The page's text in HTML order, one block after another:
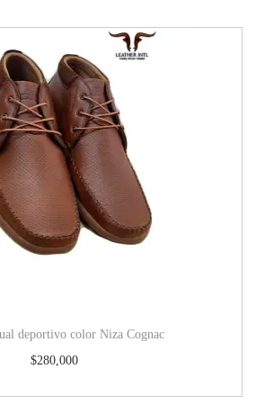
deportivo color Niza Cognac
$280,000